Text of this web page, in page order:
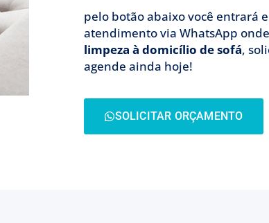
pelo botão abaixo você entrará
atendimento via WhatsApp
limpeza à domicílio de sofá,
agende ainda hoje!
SOLICITAR ORÇAMENTO